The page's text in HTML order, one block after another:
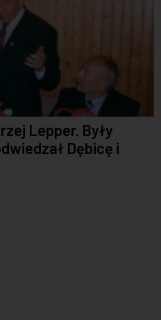
Lepper. Były
Dębicę i